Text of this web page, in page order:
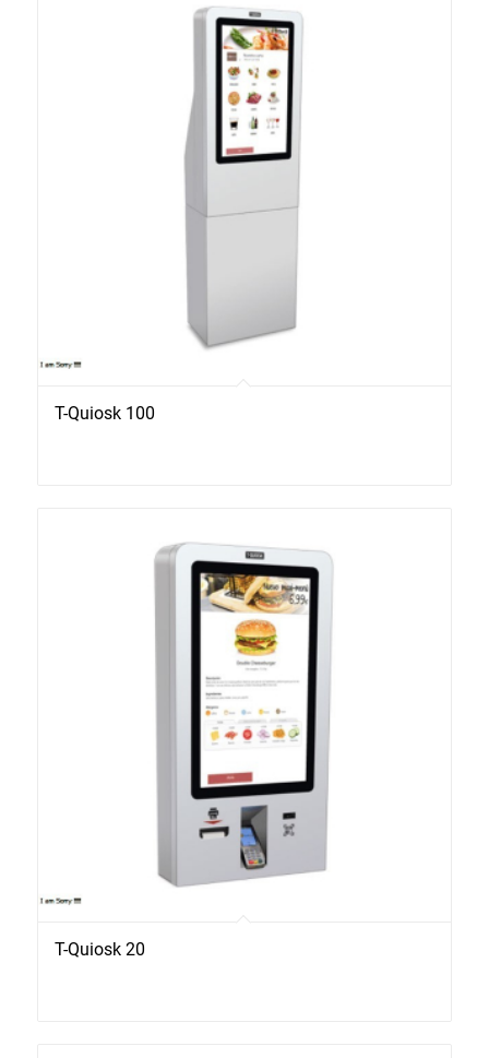
T-Quiosk 100
T-Quiosk 20